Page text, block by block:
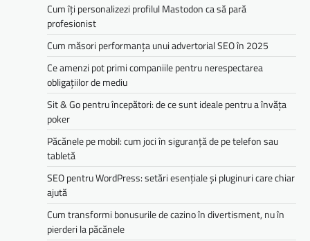
Cum îți personalizezi profilul Mastodon ca să pară
profesionist
Cum măsori performanța unui advertorial SEO în 2025
Ce amenzi pot primi companiile pentru nerespectarea
obligațiilor de mediu­­
Sit & Go pentru începători: de ce sunt ideale pentru a învăța
poker
Păcănele pe mobil: cum joci în siguranță de pe telefon sau
tabletă
SEO pentru WordPress: setări esențiale și pluginuri care chiar
ajută
Cum transformi bonusurile de cazino în divertisment, nu în
pierderi la păcănele